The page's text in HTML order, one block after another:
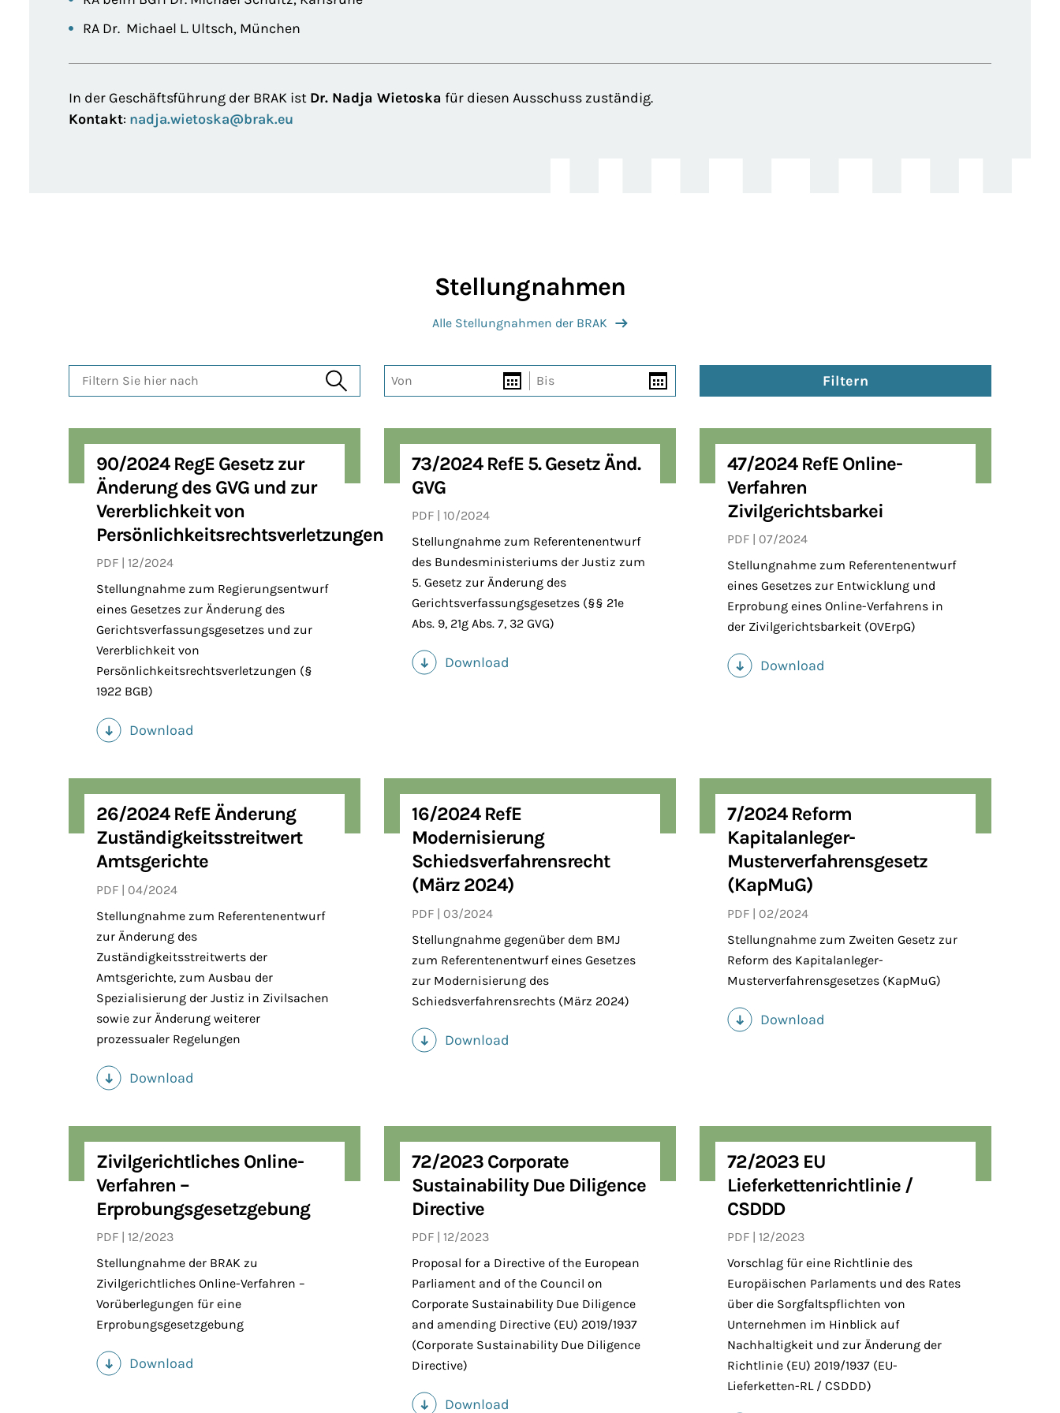
RA Dr. Michael L. Ultsch, München
In der Geschäftsführung der BRAK ist Dr. Nadja Wietoska für diesen Ausschuss zuständig.
Kontakt: nadja.wietoska@brak.eu
Stellungnahmen
Alle Stellungnahmen der BRAK
Filtern Sie hier nach Von Bis
Filtern
90/2024 RegE Gesetz zur
Änderung des GVG und zur
Vererblichkeit von
Persönlichkeitsrechtsverletzungen
PDF
12/2024
Stellungnahme zum Regierungsentwurf
eines Gesetzes zur Änderung des
Gerichtsverfassungsgesetzes und zur
Vererblichkeit von
Persönlichkeitsrechtsverletzungen (§
1922 BGB)
Download
(PDF)
73/2024 RefE 5. Gesetz Änd.
GVG
PDF
10/2024
Stellungnahme zum Referentenentwurf
des Bundesministeriums der Justiz zum
5. Gesetz zur Änderung des
Gerichtsverfassungsgesetzes (§§ 21e
Abs. 9, 21g Abs. 7, 32 GVG)
Download
(PDF)
47/2024 RefE Online-
Verfahren
Zivilgerichtsbarkei
PDF
07/2024
Stellungnahme zum Referentenentwurf
eines Gesetzes zur Entwicklung und
Erprobung eines Online-Verfahrens in
der Zivilgerichtsbarkeit (OVErpG)
Download
(PDF)
26/2024 RefE Änderung
Zuständigkeitsstreitwert
Amtsgerichte
PDF
04/2024
Stellungnahme zum Referentenentwurf
zur Änderung des
Zuständigkeitsstreitwerts der
Amtsgerichte, zum Ausbau der
Spezialisierung der Justiz in Zivilsachen
sowie zur Änderung weiterer
prozessualer Regelungen
Download
(PDF)
16/2024 RefE
Modernisierung
Schiedsverfahrensrecht
(März 2024)
PDF
03/2024
Stellungnahme gegenüber dem BMJ
zum Referentenentwurf eines Gesetzes
zur Modernisierung des
Schiedsverfahrensrechts (März 2024)
Download
(PDF)
7/2024 Reform
Kapitalanleger-
Musterverfahrensgesetz
(KapMuG)
PDF
02/2024
Stellungnahme zum Zweiten Gesetz zur
Reform des Kapitalanleger-
Musterverfahrensgesetzes (KapMuG)
Download
(PDF)
Zivilgerichtliches Online-
Verfahren –
Erprobungsgesetzgebung
PDF
12/2023
Stellungnahme der BRAK zu
Zivilgerichtliches Online-Verfahren –
Vorüberlegungen für eine
Erprobungsgesetzgebung
Download
(PDF)
72/2023 Corporate
Sustainability Due Diligence
Directive
PDF
12/2023
Proposal for a Directive of the European
Parliament and of the Council on
Corporate Sustainability Due Diligence
and amending Directive (EU) 2019/1937
(Corporate Sustainability Due Diligence
Directive)
Download
72/2023 EU
Lieferkettenrichtlinie /
CSDDD
PDF
12/2023
Vorschlag für eine Richtlinie des
Europäischen Parlaments und des Rates
über die Sorgfaltspflichten von
Unternehmen im Hinblick auf
Nachhaltigkeit und zur Änderung der
Richtlinie (EU) 2019/1937 (EU-
Lieferketten-RL / CSDDD)